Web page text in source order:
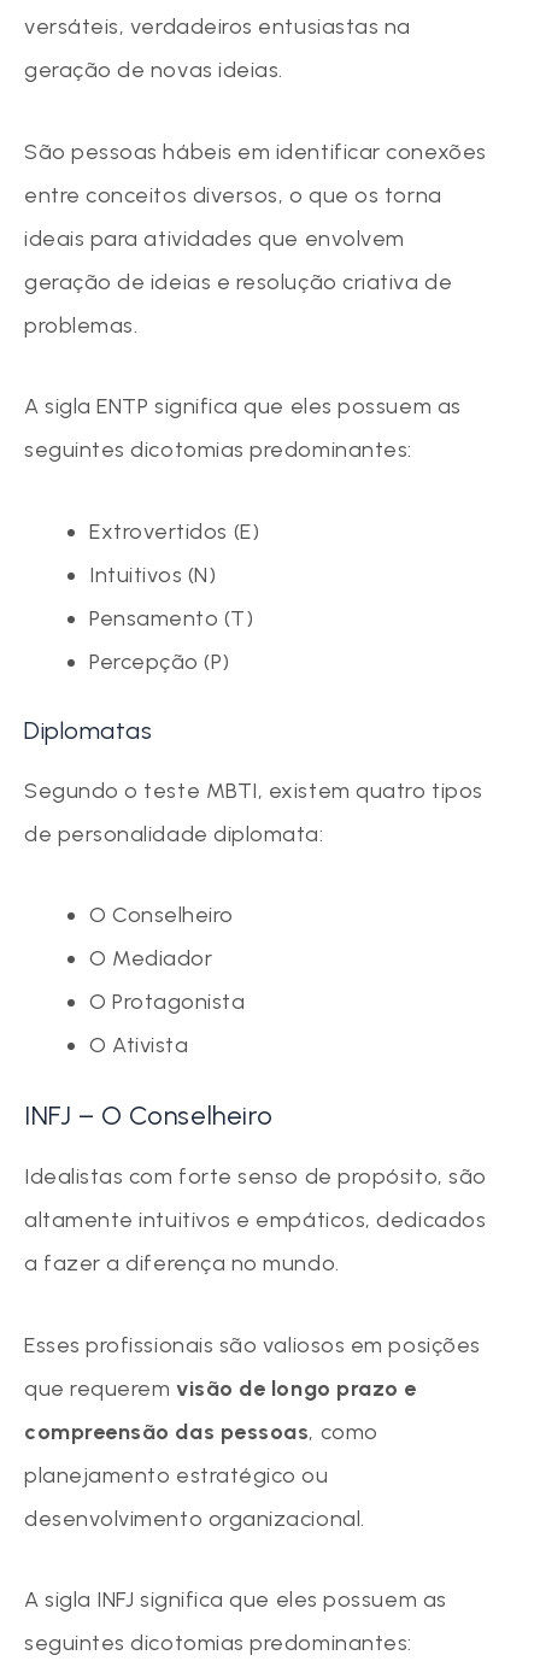
versáteis, verdadeiros entusiastas na
geração de novas ideias.
São pessoas hábeis em identificar conexões
entre conceitos diversos, o que os torna
ideais para atividades que envolvem
geração de ideias e resolução criativa de
problemas.
A sigla ENTP significa que eles possuem as
seguintes dicotomias predominantes:
Extrovertidos (E)
Intuitivos (N)
Pensamento (T)
Percepção (P)
Diplomatas
Segundo o teste MBTI, existem quatro tipos
de personalidade diplomata:
O Conselheiro
O Mediador
O Protagonista
O Ativista
INFJ – O Conselheiro
Idealistas com forte senso de propósito, são
altamente intuitivos e empáticos, dedicados
a fazer a diferença no mundo.
Esses profissionais são valiosos em posições
que requeremvisão de longo prazo e
compreensão das pessoas, como
planejamento estratégico ou
desenvolvimento organizacional.
A sigla INFJ significa que eles possuem as
seguintes dicotomias predominantes: